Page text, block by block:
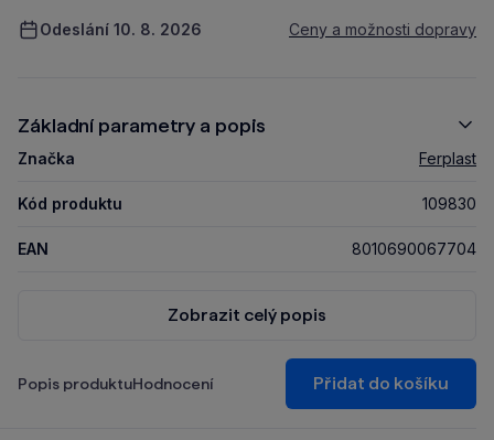
Odeslání 10. 8. 2026 Ceny a možnosti dopravy
Základní parametry a popis
Značka Ferplast
Kód produktu 109830
EAN 8010690067704
Zobrazit celý popis
Popis produktuHodnocení Přidat do košíku